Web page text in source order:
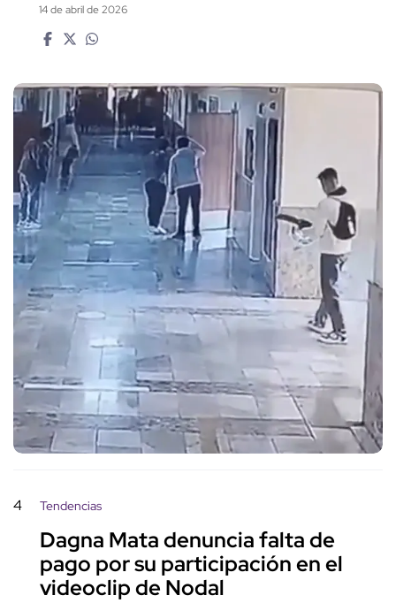
14 de abril de 2026
4 Tendencias
Dagna Mata denuncia falta de
pago por su participación en el
videoclip de Nodal